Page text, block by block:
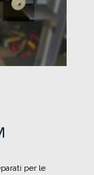
per le